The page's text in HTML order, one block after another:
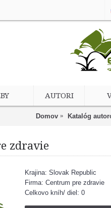
AUTORI
Domov Katalóg
zdravie
Krajina: Slovak Republic
Firma: Centrum pre zdravie
Celkovo kníh/ diel: 0